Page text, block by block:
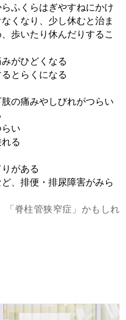
ふくらはぎやすねにかけ
くなり、少し休むと治ま
歩いたり休んだりするこ
がひどくなる
とらくになる
の痛みやしびれがつらい
い
る
がある
、排便・排尿障害がみら
「脊柱管狭窄症」かもしれ